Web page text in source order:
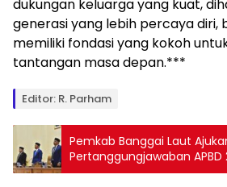
dukungan keluarga yang kuat,
generasi yang lebih percaya
memiliki fondasi yang kokoh
tantangan masa depan.***
Editor: R. Parham
Pemkab Banggai Laut
Pertanggungjawaban APBD
Pendapatan Tembus 97,02